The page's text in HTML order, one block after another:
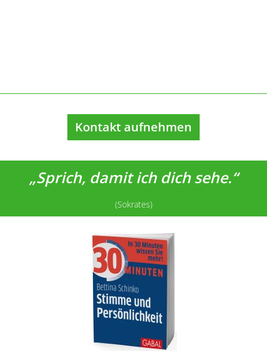
Kontakt aufnehmen
„Sprich, damit ich dich sehe.“
(Sokrates)